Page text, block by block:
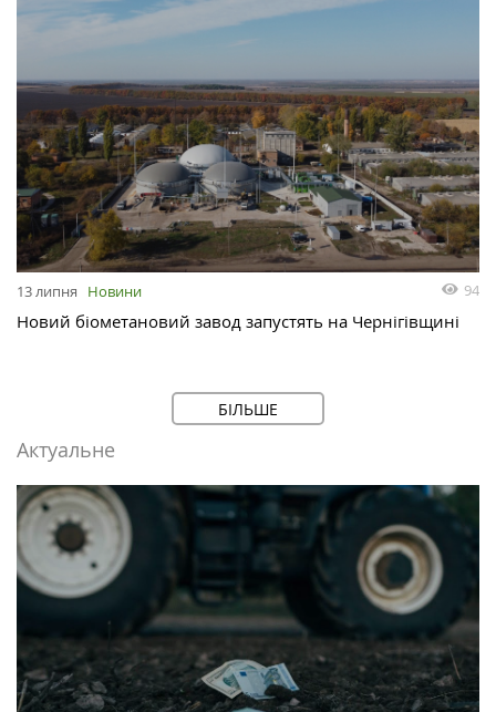
13 липня Новини 94
Новий біометановий завод запустять на Чернігівщині
БІЛЬШЕ
Актуальне